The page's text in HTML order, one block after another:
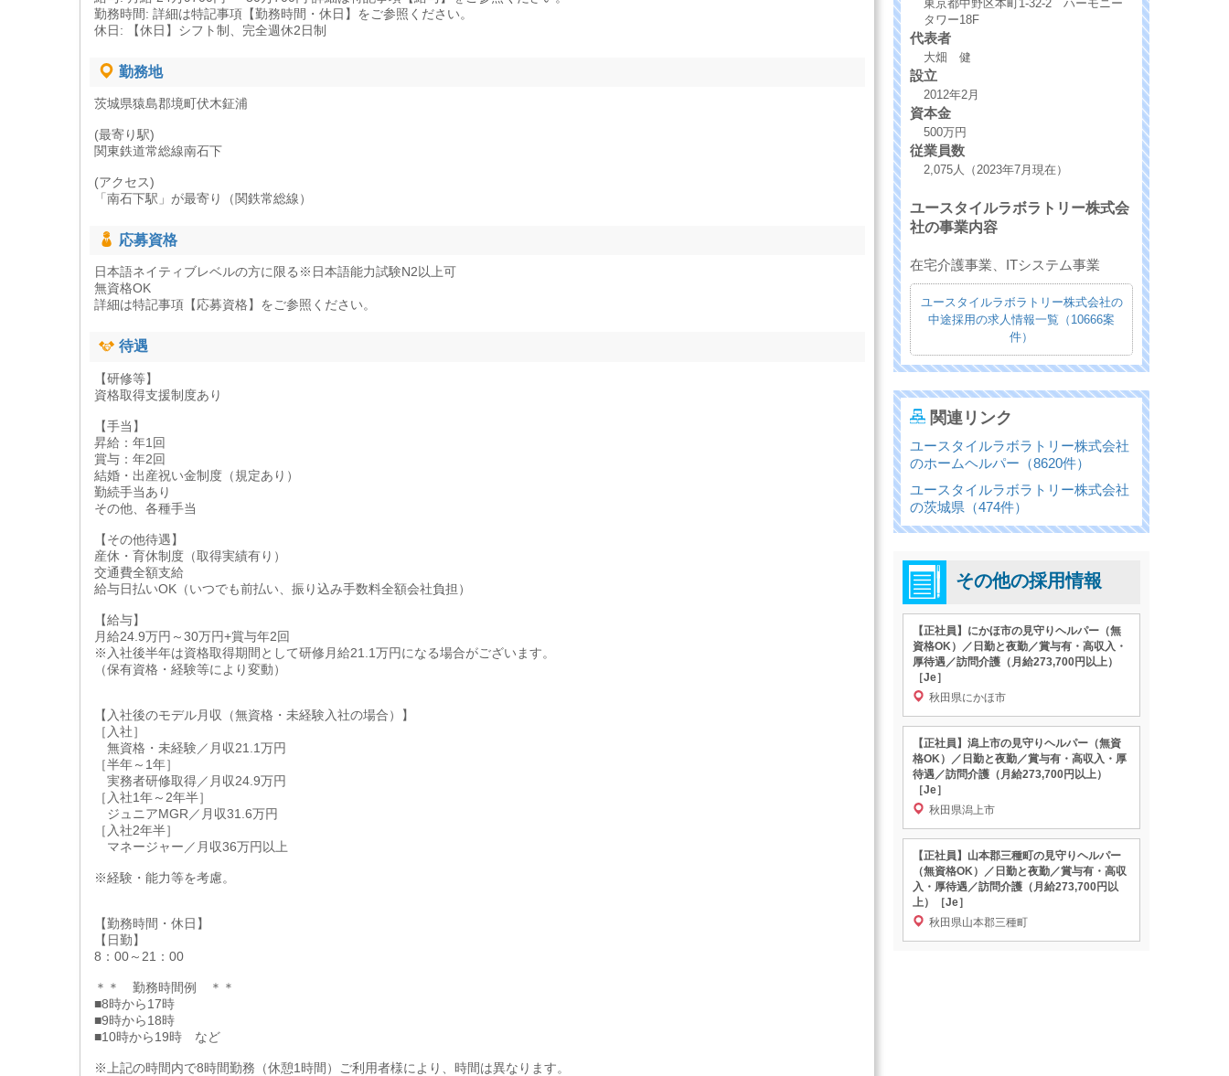
勤務時間: 詳細は特記事項【勤務時間・休日】をご参照ください。
休日: 【休日】シフト制、完全週休2日制
勤務地
茨城県猿島郡境町伏木鉦浦
(最寄り駅)
関東鉄道常総線南石下
(アクセス)
「南石下駅」が最寄り（関鉄常総線）
応募資格
日本語ネイティブレベルの方に限る※日本語能力試験N2以上可
無資格OK
詳細は特記事項【応募資格】をご参照ください。
待遇
【研修等】
資格取得支援制度あり
【手当】
昇給：年1回
賞与：年2回
結婚・出産祝い金制度（規定あり）
勤続手当あり
その他、各種手当
【その他待遇】
産休・育休制度（取得実績有り）
交通費全額支給
給与日払いOK（いつでも前払い、振り込み手数料全額会社負担）
【給与】
月給24.9万円～30万円+賞与年2回
※入社後半年は資格取得期間として研修月給21.1万円になる場合がございます。
（保有資格・経験等により変動）
【入社後のモデル月収（無資格・未経験入社の場合）】
［入社］
無資格・未経験／月収21.1万円
［半年～1年］
実務者研修取得／月収24.9万円
［入社1年～2年半］
ジュニアMGR／月収31.6万円
［入社2年半］
マネージャー／月収36万円以上
※経験・能力等を考慮。
【勤務時間・休日】
【日勤】
8：00～21：00
＊＊ 勤務時間例 ＊＊
■8時から17時
■9時から18時
■10時から19時 など
※上記の時間内で8時間勤務（休憩1時間）ご利用者様により、時間は異なります。
東京都中野区本町1-32-2 ハーモニー
タワー18F
代表者
大畑 健
設立
2012年2月
資本金
500万円
従業員数
2,075人（2023年7月現在）
ユースタイルラボラトリー株式会
社の事業内容
在宅介護事業、ITシステム事業
ユースタイルラボラトリー株式会社の
中途採用の求人情報一覧（10666案
件）
関連リンク
ユースタイルラボラトリー株式会社
のホームヘルパー（8620件）
ユースタイルラボラトリー株式会社
の茨城県（474件）
その他の採用情報
【正社員】にかほ市の見守りヘルパー（無
資格OK）／日勤と夜勤／賞与有・高収入・
厚待遇／訪問介護（月給273,700円以上）
［Je］
秋田県にかほ市
【正社員】潟上市の見守りヘルパー（無資
格OK）／日勤と夜勤／賞与有・高収入・厚
待遇／訪問介護（月給273,700円以上）
［Je］
秋田県潟上市
【正社員】山本郡三種町の見守りヘルパー
（無資格OK）／日勤と夜勤／賞与有・高収
入・厚待遇／訪問介護（月給273,700円以
上）［Je］
秋田県山本郡三種町